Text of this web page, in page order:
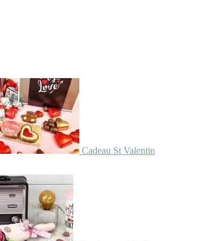
Cadeau St Valentin